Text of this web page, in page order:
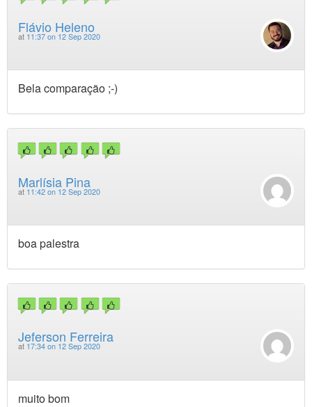
Flávio Heleno
at 11:37 on 12 Sep 2020
Bela comparação ;-)
Marlísia Pina
at 11:42 on 12 Sep 2020
boa palestra
Jeferson Ferreira
at 17:34 on 12 Sep 2020
muito bom